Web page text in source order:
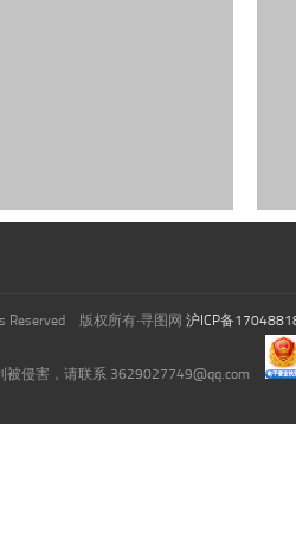
Reserved 版权所有·寻图网 沪ICP备
侵害，请联系 3629027749@qq.com